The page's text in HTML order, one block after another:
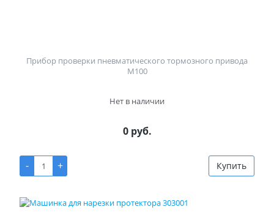
Прибор проверки пневматического тормозного привода
М100
Нет в наличии
0 руб.
- + Купить